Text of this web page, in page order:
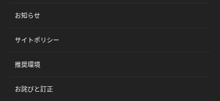
お知らせ
サイトポリシー
推奨環境
お詫びと訂正